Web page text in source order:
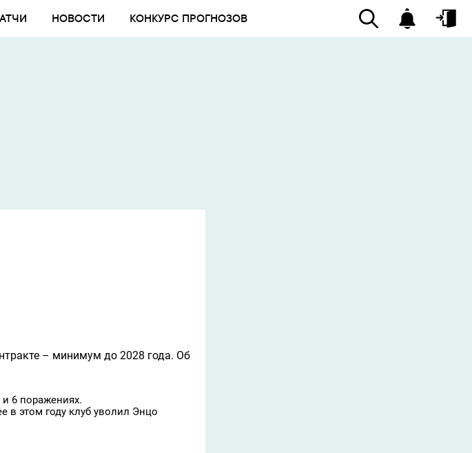
НОВОСТИ КОНКУРС ПРОГНОЗОВ
– минимум до 2028 года. Об
6 поражениях.
в этом году клуб уволил Энцо